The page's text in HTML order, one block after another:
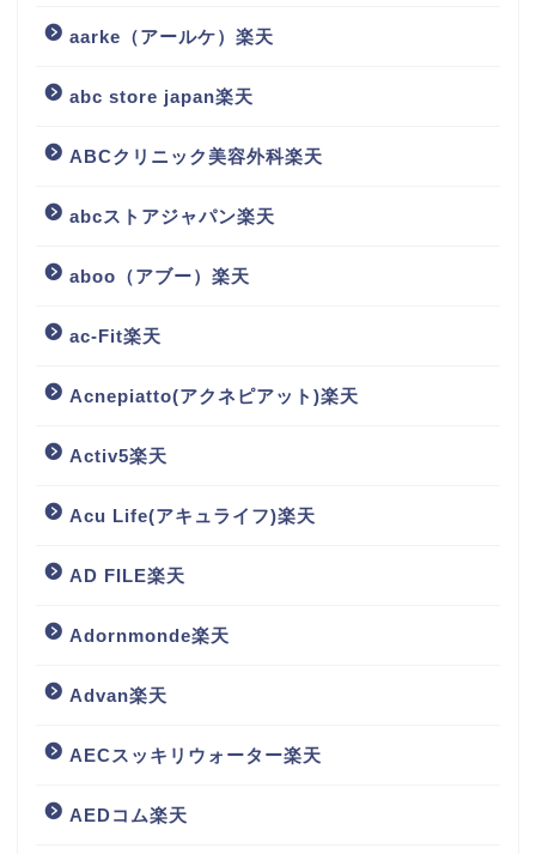
aarke（アールケ）楽天
abc store japan楽天
ABCクリニック美容外科楽天
abcストアジャパン楽天
aboo（アブー）楽天
ac-Fit楽天
Acnepiatto(アクネピアット)楽天
Activ5楽天
Acu Life(アキュライフ)楽天
AD FILE楽天
Adornmonde楽天
Advan楽天
AECスッキリウォーター楽天
AEDコム楽天